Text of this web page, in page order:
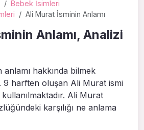
Bebek İsimleri
Ali Murat İsminin Anlamı
Anlamı, Analizi
anlamı hakkında bilmek
9 harften oluşan Ali Murat ismi
Ali Murat
karşılığı ne anlama